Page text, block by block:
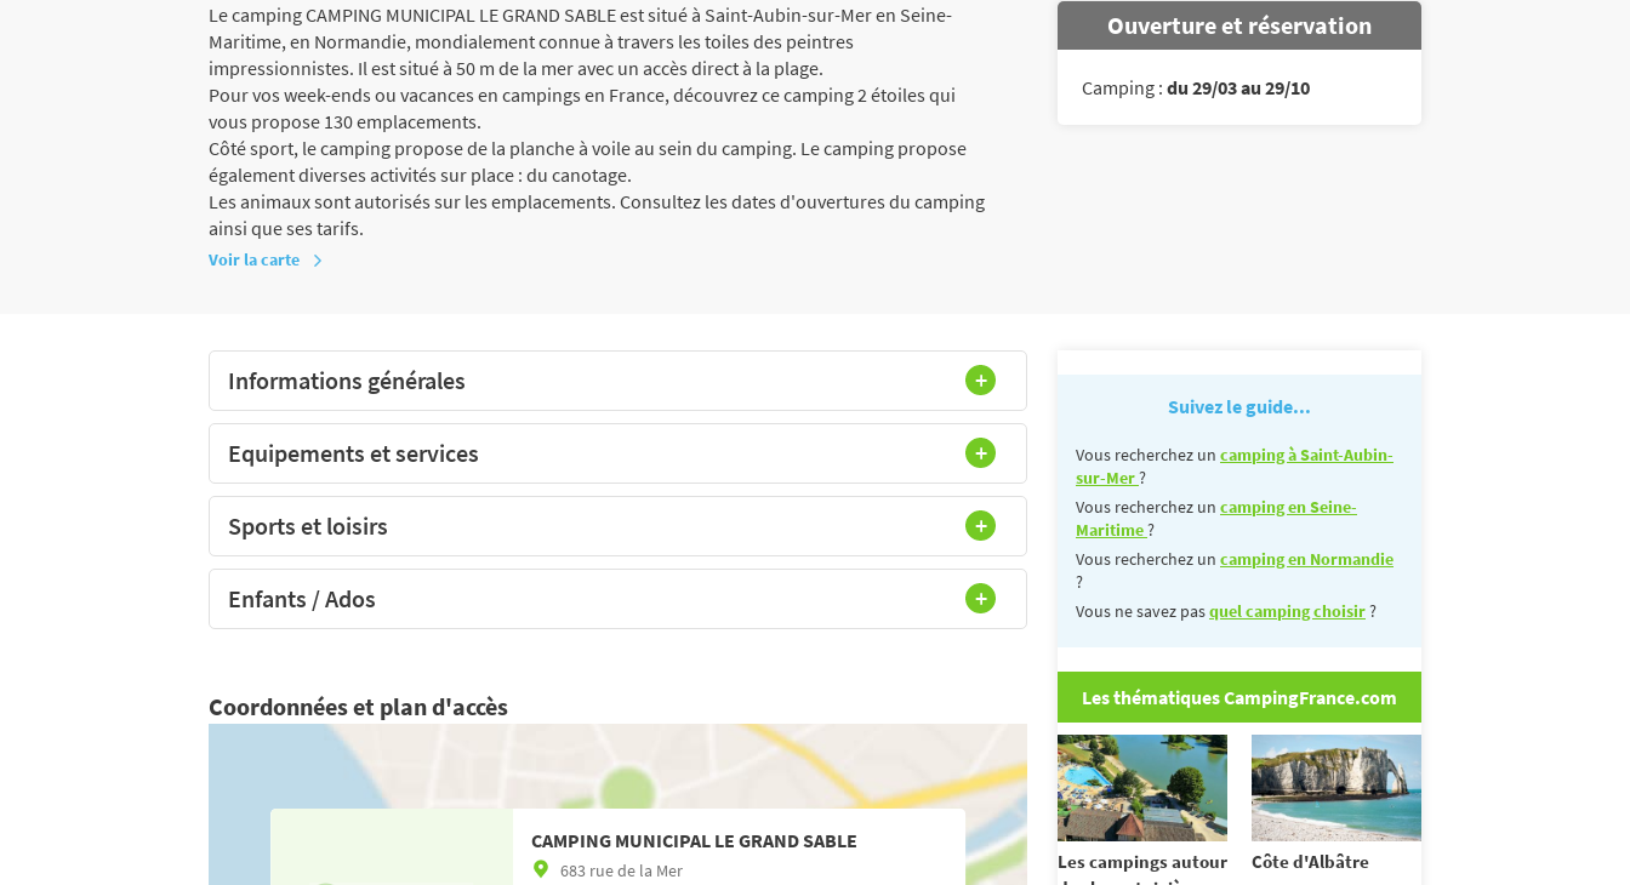
Le camping CAMPING MUNICIPAL LE GRAND SABLE est situé à Saint-Aubin-sur-Mer en Seine-
Maritime, en Normandie, mondialement connue à travers les toiles des peintres
impressionnistes. Il est situé à 50 m de la mer avec un accès direct à la plage.
Pour vos week-ends ou vacances en campings en France, découvrez ce camping 2 étoiles qui
vous propose 130 emplacements.
Côté sport, le camping propose de la planche à voile au sein du camping. Le camping propose
également diverses activités sur place : du canotage.
Les animaux sont autorisés sur les emplacements. Consultez les dates d'ouvertures du camping
ainsi que ses tarifs.
Ouverture et réservation
Camping : du 29/03 au 29/10
Voir la carte
Informations générales
Equipements et services
Sports et loisirs
Enfants / Ados
Coordonnées et plan d'accès
CAMPING MUNICIPAL LE GRAND SABLE
683 rue de la Mer
Suivez le guide...
Vous recherchez un camping à Saint-Aubin-
sur-Mer?
Vous recherchez un camping en Seine-
Maritime?
Vous recherchez un camping en Normandie
?
Vous ne savez pasquel camping choisir?
Les thématiques CampingFrance.com
Les campings autour
Côte d'Albâtre